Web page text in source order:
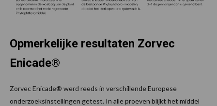
Opmerkelijke resultaten Zorvec
Enicade®
Zorvec Enicade® werd reeds in verschillende Europese
onderzoeksinstellingen getest. In alle proeven blijkt het middel